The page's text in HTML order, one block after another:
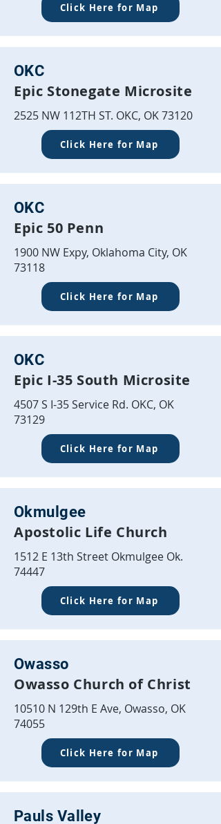
Click Here for Map
OKC
Epic Stonegate Microsite
2525 NW 112TH ST. OKC, OK 73120
Click Here for Map
OKC
Epic 50 Penn
1900 NW Expy, Oklahoma City, OK
73118
Click Here for Map
OKC
Epic I-35 South Microsite
4507 S I-35 Service Rd. OKC, OK
73129
Click Here for Map
Okmulgee
Apostolic Life Church
1512 E 13th Street Okmulgee Ok.
74447
Click Here for Map
Owasso
Owasso Church of Christ
10510 N 129th E Ave, Owasso, OK
74055
Click Here for Map
Pauls Valley